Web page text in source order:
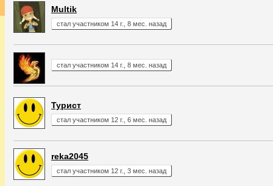
Multik
стал участником 14 г., 8 мес. назад
стал участником 14 г., 8 мес. назад
Турист
стал участником 12 г., 6 мес. назад
reka2045
стал участником 12 г., 3 мес. назад